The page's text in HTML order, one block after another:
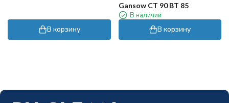
В корзину
Gansow CT 90 BT 85
В наличии
В корзину